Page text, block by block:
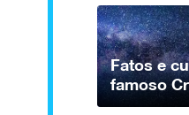
Fatos e
famoso